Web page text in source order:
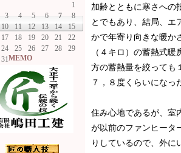
3
10
17
24
31
4
11
18
25
5
12
19
26
6
13
20
27
7
14
21
28
1
8
15
22
29
MEMO
加齢とともに寒さへの
とでもあり、結局、エ
かで年寄り向きな暖か
（４キロ）の蓄熱式
方の蓄熱量を絞っても
７，８度くらいになっ
住み心地であるが、室
が以前のファンヒータ
りしているので、外に